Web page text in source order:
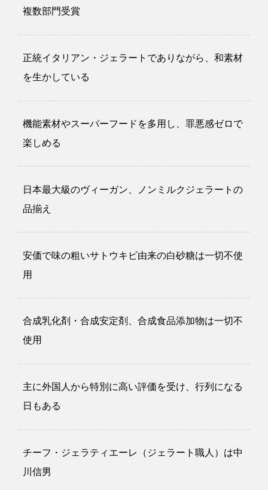
複数部門受賞
正統イタリアン・ジェラートでありながら、和素材
を生かしている
機能素材やスーパーフードを多用し、罪悪感ゼロで
楽しめる
日本最大級のヴィーガン、ノンミルクジェラートの
品揃え
安価で味の粗いサトウキビ由来の白砂糖は一切不使
用
合成乳化剤・合成安定剤、合成食品添加物は一切不
使用
主に外国人から特別に高い評価を受け、行列になる
日もある
チーフ・ジェラティエーレ（ジェラート職人）は中
川信男